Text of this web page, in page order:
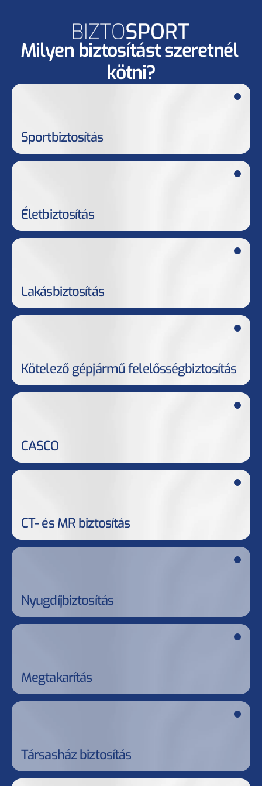
Milyen biztosítást szeretnél
kötni?
Sportbiztosítás
Életbiztosítás
Lakásbiztosítás
CT- és MR biztosítás
Kötelező gépjármű felelősségbiztosítás
CASCO
Nyugdíjbiztosítás
Megtakarítás
Társasház biztosítás